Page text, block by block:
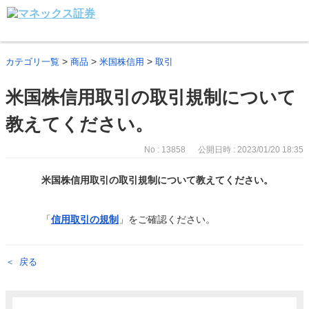
カテゴリ一覧 > 商品 > 米国株信用 > 取引
米国株信用取引の取引規制について
教えてください。
No : 13858 公開日時 : 2023/01/20 18:35
米国株信用取引の取引規制について教えてください。
「信用取引の規制 」をご確認ください。
戻る